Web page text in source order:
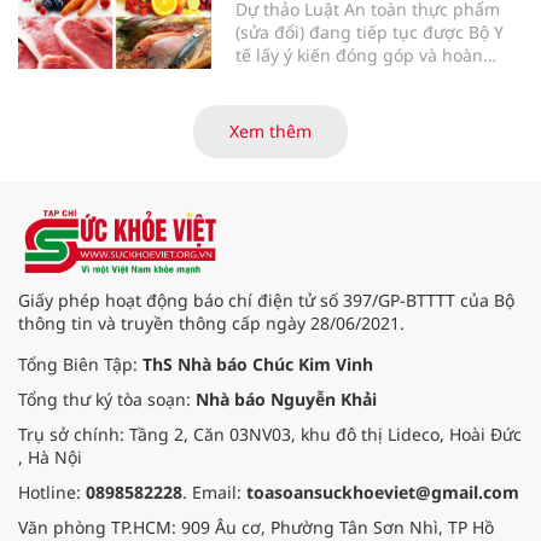
Dự thảo Luật An toàn thực phẩm
(sửa đổi) đang tiếp tục được Bộ Y
tế lấy ý kiến đóng góp và hoàn
cường hậu kiểm, ứng dụng chuyển
đổi số, kiểm soát nguy cơ theo toàn
Xem thêm
Giấy phép hoạt động báo chí điện tử số 397/GP-BTTTT của Bộ
thông tin và truyền thông cấp ngày 28/06/2021.
Tổng Biên Tập: ThS Nhà báo Chúc Kim Vinh
Tổng thư ký tòa soạn: Nhà báo Nguyễn Khải
Trụ sở chính: Tầng 2, Căn 03NV03, khu đô thị Lideco, Hoài Đức
, Hà Nội
Hotline: 0898582228. Email: toasoansuckhoeviet@gmail.com
Văn phòng TP.HCM: 909 Âu cơ, Phường Tân Sơn Nhì, TP Hồ